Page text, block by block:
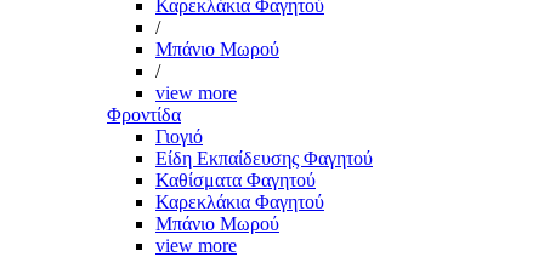
Καρεκλάκια Φαγητού
/
Μπάνιο Μωρού
/
view more
Φροντίδα
Γιογιό
Είδη Εκπαίδευσης Φαγητού
Καθίσματα Φαγητού
Καρεκλάκια Φαγητού
Μπάνιο Μωρού
view more